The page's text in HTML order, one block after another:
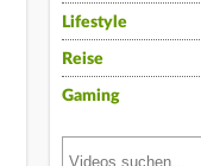
Lifestyle
Reise
Gaming